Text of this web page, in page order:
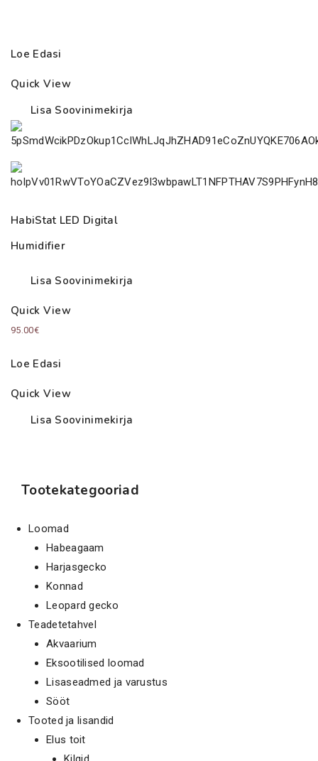
Loe Edasi
Quick View
Lisa Soovinimekirja
HabiStat LED Digital
Humidifier
Lisa Soovinimekirja
Quick View
95.00€
Loe Edasi
Quick View
Lisa Soovinimekirja
Tootekategooriad
Loomad
Habeagaam
Harjasgecko
Konnad
Leopard gecko
Teadetetahvel
Akvaarium
Eksootilised loomad
Lisaseadmed ja varustus
Sööt
Tooted ja lisandid
Elus toit